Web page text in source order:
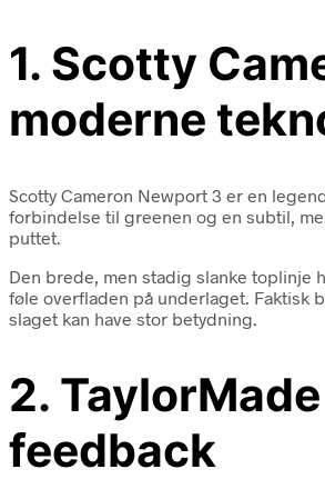
1. Scotty
moderne
Scotty Cameron Newport 3 er en
forbindelse til greenen og en subtil,
puttet.
Den brede, men stadig slanke
føle overfladen på underlaget. Faktisk
slaget kan have stor betydning.
2.
feedback